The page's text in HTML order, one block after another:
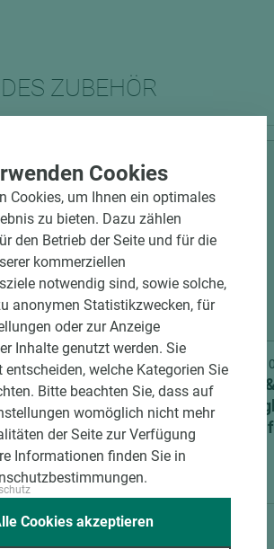
ZUBEHÖR
Square 2.1
Office ähnl.
Unverschließbar
Art.-Nr.
Licht
Cookies
Cookies, um Ihnen ein optimales
zu bieten. Dazu zählen
den Betrieb der Seite und für die
kommerziellen
notwendig sind, sowie solche,
anonymen Statistikzwecken, für
oder zur Anzeige
Inhalte genutzt werden. Sie
entscheiden, welche Kategorien Sie
Bitte beachten Sie, dass auf
womöglich nicht mehr
der Seite zur Verfügung
Informationen finden Sie in
Cookies akzeptieren